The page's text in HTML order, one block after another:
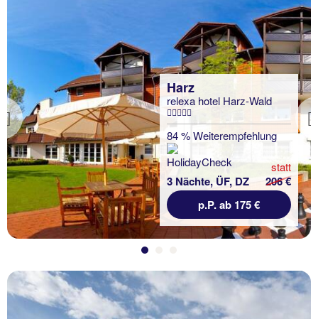
Previous
Harz
relexa hotel Harz-Wald
84 % Weiterempfehlung
3 Nächte, ÜF, DZ
statt
206 €
p.P. ab 175 €